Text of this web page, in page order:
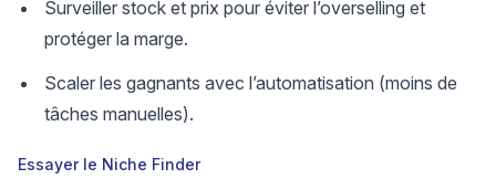
Surveiller stock et prix pour éviter l’overselling et
protéger la marge.
Scaler les gagnants avec l’automatisation (moins de
tâches manuelles).
Essayer le Niche Finder